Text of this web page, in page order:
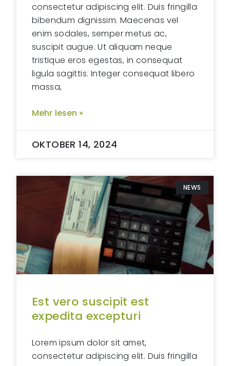
consectetur adipiscing elit. Duis fringilla
bibendum dignissim. Maecenas vel
enim sodales, semper metus ac,
suscipit augue. Ut aliquam neque
tristique eros egestas, in consequat
ligula sagittis. Integer consequat libero
massa,
Mehr lesen »
OKTOBER 14, 2024
NEWS
Est vero suscipit est
expedita excepturi
Lorem ipsum dolor sit amet,
consectetur adipiscing elit. Duis fringilla